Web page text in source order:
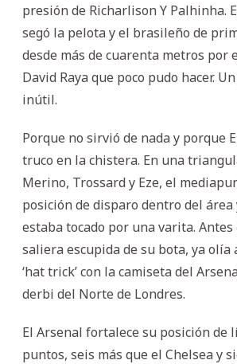
presión de Richarlison Y Palhinha.
segó la pelota y el brasileño de
desde más de cuarenta metros por
David Raya que poco pudo hacer.
inútil.
Porque no sirvió de nada y porque
truco en la chistera. En una
Merino, Trossard y Eze, el
posición de disparo dentro del área
estaba tocado por una varita.
saliera escupida de su bota, ya olía
‘hat trick’ con la camiseta del
derbi del Norte de Londres.
El Arsenal fortalece su posición de
puntos, seis más que el Chelsea y